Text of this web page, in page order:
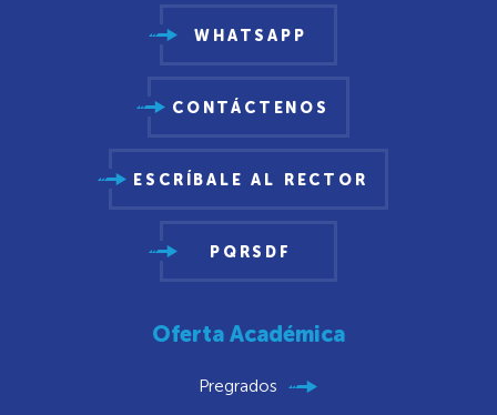
WHATSAPP
CONTÁCTENOS
ESCRÍBALE AL RECTOR
PQRSDF
Oferta Académica
Pregrados